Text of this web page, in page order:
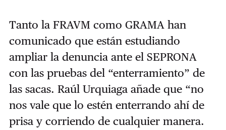
Tanto la FRAVM como GRAMA han
comunicado que están estudiando
ampliar la denuncia ante el SEPRONA
con las pruebas del “enterramiento” de
las sacas. Raúl Urquiaga añade que “no
nos vale que lo estén enterrando ahí de
prisa y corriendo de cualquier manera.